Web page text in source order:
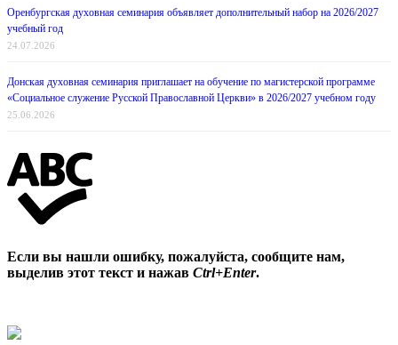
Оренбургская духовная семинария объявляет дополнительный набор на 2026/2027
учебный год
24.07.2026
Донская духовная семинария приглашает на обучение по магистерской программе
«Социальное служение Русской Православной Церкви» в 2026/2027 учебном году
25.06.2026
Если вы нашли ошибку, пожалуйста, сообщите нам,
выделив этот текст и нажав Ctrl+Enter.